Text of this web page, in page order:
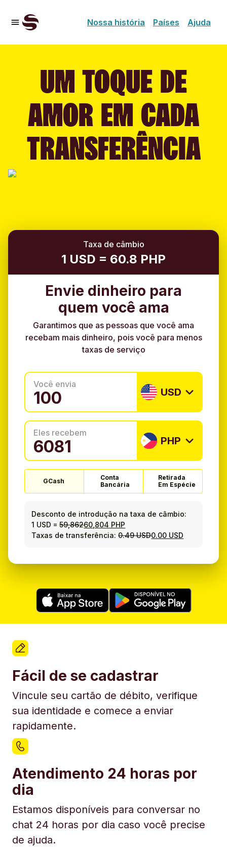
Nossa história Países Ajuda
UM TOQUE DE
AMOR EM CADA
TRANSFERÊNCIA
Taxa de câmbio
1 USD = 60.8 PHP
Envie dinheiro para
quem você ama
Garantimos que as pessoas que você ama
recebam mais dinheiro, pois você para menos
taxas de serviço
Você envia
USD
Eles recebem
PHP
GCash
Conta
Bancária
Retirada
Em Espécie
Desconto de introdução na taxa de câmbio:
1 USD =59,86260,804 PHP
Taxas de transferência:0.49 USD0.00 USD
Fácil de se cadastrar
Vincule seu cartão de débito, verifique
sua identidade e comece a enviar
rapidamente.
Atendimento 24 horas por
dia
Estamos disponíveis para conversar no
chat 24 horas por dia caso você precise
de ajuda.